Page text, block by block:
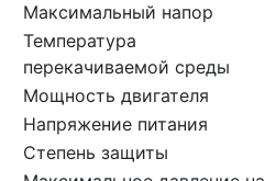
Максимальный напор
Температура
перекачиваемой среды
Мощность двигателя
Напряжение питания
Степень защиты